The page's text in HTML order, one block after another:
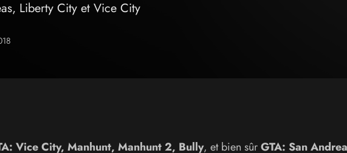
Liberty City et Vice City
Vice City, Manhunt, Manhunt 2, Bully, et bien sûrGTA: San